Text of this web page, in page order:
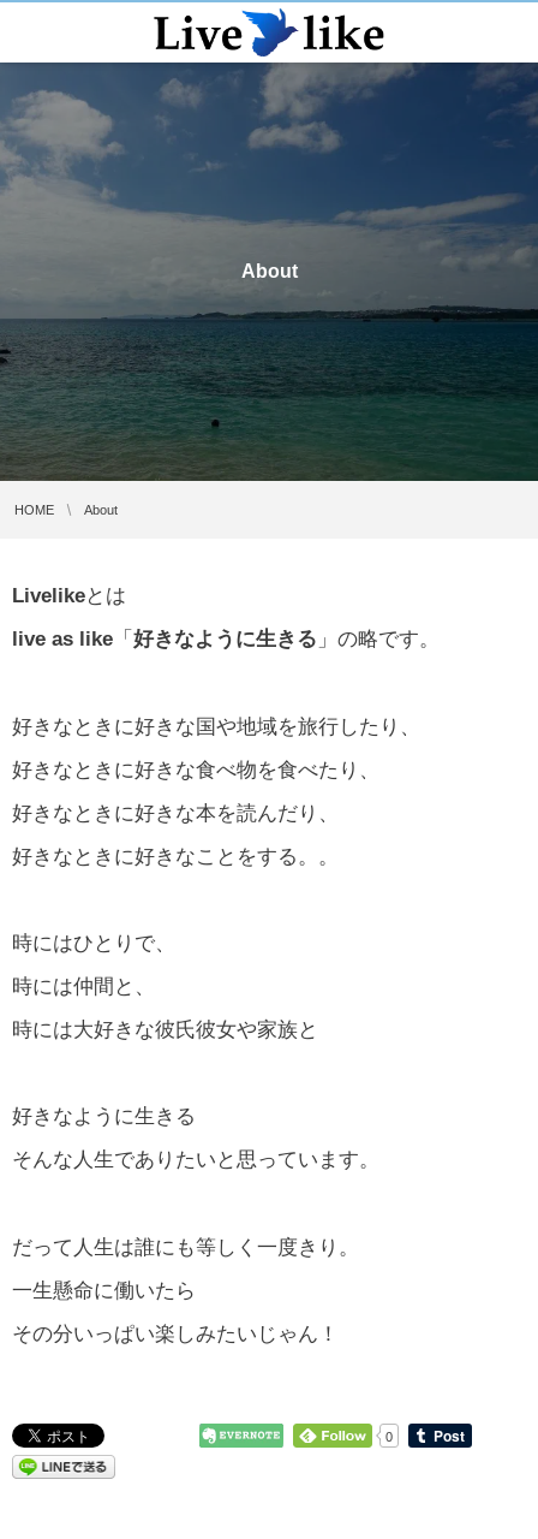
About
HOME About
Livelikeとは
live as like 「 好きなように生きる 」の略です。
好きなときに好きな国や地域を旅行したり、
好きなときに好きな食べ物を食べたり、
好きなときに好きな本を読んだり、
好きなときに好きなことをする。。
時にはひとりで、
時には仲間と、
時には大好きな彼氏彼女や家族と
好きなように生きる
そんな人生でありたいと思っています。
だって人生は誰にも等しく一度きり。
一生懸命に働いたら
その分いっぱい楽しみたいじゃん！
0